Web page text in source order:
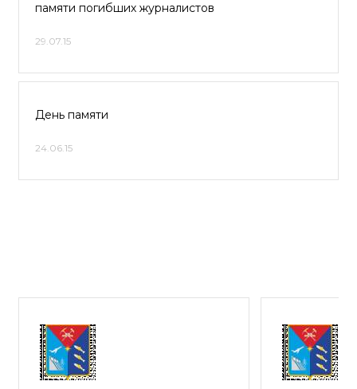
памяти погибших журналистов
29.07.15
День памяти
24.06.15